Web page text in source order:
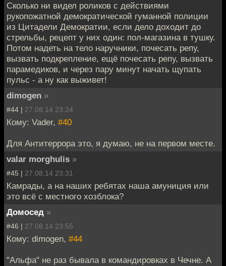
Сколько ни видел роликов с действиями
рукопожатной демократической гуманной полиции
из Цитадели Демократии, если дело доходит до
стрельбы, рецепт у них один: пол-магазина в тушку.
Потом надеть на тело наручники, почесать репу,
вызвать подкрепление, ещё почесать репу, вызвать
парамедиков, и через пару минут начать щупать
пульс - а ну как выживет!
dimogen »
#44 | 27.08.14 23:24
Кому: Vader, #40
Для Антитеррора это, я думаю, не на первом месте.
valar morghulis »
#45 | 27.08.14 23:31
Камрады, а на наших ребятах наша амуниция или
это всё с местного хозблока?
Домосед »
#46 | 27.08.14 23:55
Кому: dimogen, #44
"Альфа" не раз бывала в командировках в Чечне. А